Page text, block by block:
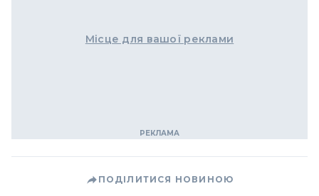
Місце для вашої реклами
ПОДІЛИТИСЯ НОВИНОЮ